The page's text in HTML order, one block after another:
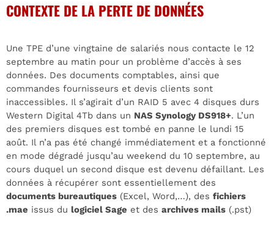
CONTEXTE DE LA PERTE DE DONNÉES
Une TPE d’une vingtaine de salariés nous contacte le 12
septembre au matin pour un problème d’accès à ses
données. Des documents comptables, ainsi que
commandes fournisseurs et devis clients sont
inaccessibles. Il s’agirait d’un RAID 5 avec 4 disques durs
Western Digital 4Tb dans un NAS Synology DS918+. L’un
des premiers disques est tombé en panne le lundi 15
août. Il n’a pas été changé immédiatement et a fonctionné
en mode dégradé jusqu’au weekend du 10 septembre, au
cours duquel un second disque est devenu défaillant. Les
données à récupérer sont essentiellement des
documents bureautiques (Excel, Word,…), des fichiers
.mae issus du logiciel Sage et des archives mails (.pst)